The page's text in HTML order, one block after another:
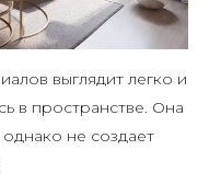
выглядит легко и
в пространстве. Она
не создает